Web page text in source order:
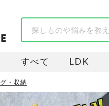
すべて LDK
・収納